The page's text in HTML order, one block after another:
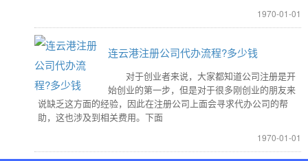
1970-01-01
连云港注册公司代办流程?多少钱
对于创业者来说，大家都知道公司注册是开
始创业的第一步，但是对于很多刚创业的朋友来
说缺乏这方面的经验，因此在注册公司上面会寻求代办公司的帮
助，这也涉及到相关费用。下面
1970-01-01